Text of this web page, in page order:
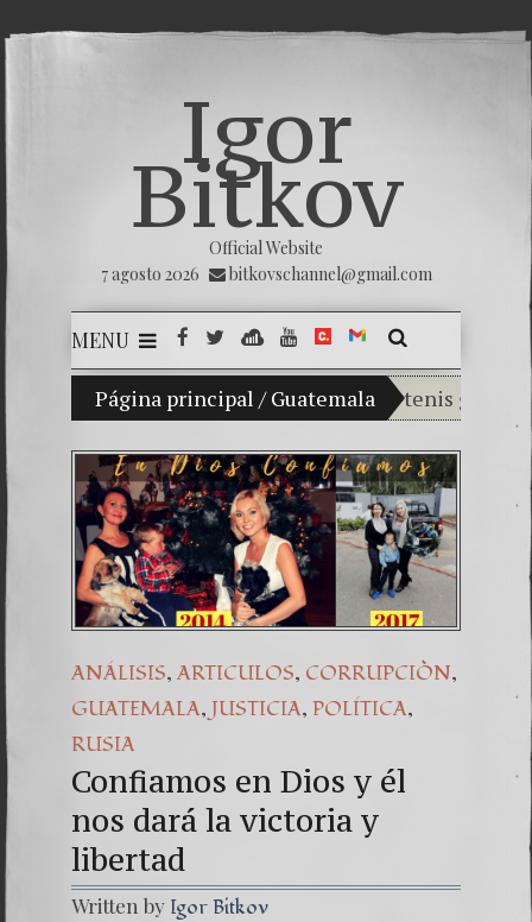
Igor
Bitkov
Official Website
7 agosto 2026
bitkovschannel@gmail.com
MENU
Página principal / Guatemala
Bitkov, una promesa del tenis guatemalteco.
Rompiendo
¿Cómo el
El Día de la
Una señal de
7. NUESTRA
ANÁLISIS, ARTICULOS, CORRUPCIÒN,
GUATEMALA, JUSTICIA, POLÍTICA,
RUSIA
Confiamos en Dios y él
nos dará la victoria y
libertad
Written by Igor Bitkov